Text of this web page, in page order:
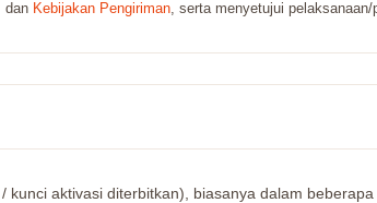
dan Kebijakan Pengiriman, serta menyetujui
aktivasi diterbitkan), biasanya dalam